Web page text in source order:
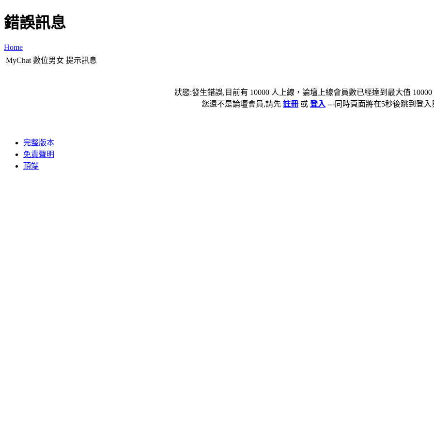
錯誤訊息
Home
MyChat 數位男女 提示訊息
狀態:發生錯誤,目前有 10000 人上線，論壇上線會員數已經達到最大值
您還不是論壇會員,請先 註冊 或 登入 ---同時頁面將在5秒後跳到登入
完整版本
免責聲明
頂端